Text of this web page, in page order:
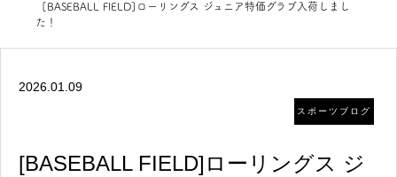
[BASEBALL FIELD]ローリングス ジュニア特価グラブ入荷しまし
た！
2026.01.09
スポーツブログ
[BASEBALL FIELD]ローリングス ジ